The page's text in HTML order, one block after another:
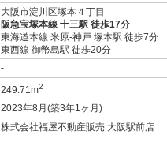
大阪市淀川区塚本４丁目
阪急宝塚本線 十三駅 徒歩17分
東海道本線 米原-神戸 塚本駅 徒歩7分
東西線 御幣島駅 徒歩20分
-
249.71m2
2023年8月(築3年1ヶ月)
株式会社福屋不動産販売 大阪駅前店